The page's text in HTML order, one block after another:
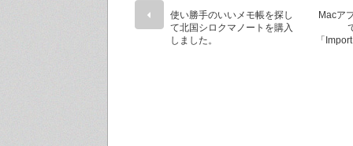
使い勝手のいいメモ帳を探し
て北国シロクマノートを購入
しました。
Macア
「